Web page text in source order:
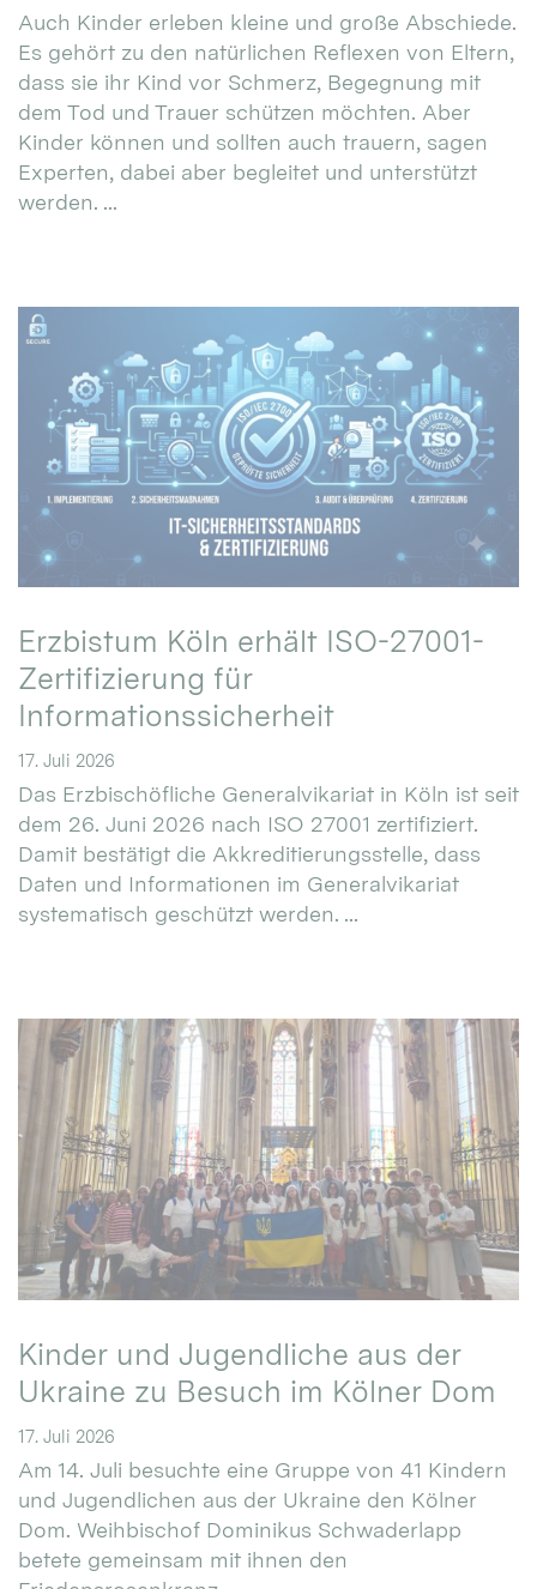
Auch Kinder erleben kleine und große Abschiede.
Es gehört zu den natürlichen Reflexen von Eltern,
dass sie ihr Kind vor Schmerz, Begegnung mit
dem Tod und Trauer schützen möchten. Aber
Kinder können und sollten auch trauern, sagen
Experten, dabei aber begleitet und unterstützt
werden. ...
Erzbistum Köln erhält ISO-27001-
Zertifizierung für
Informationssicherheit
17. Juli 2026
Das Erzbischöfliche Generalvikariat in Köln ist seit
dem 26. Juni 2026 nach ISO 27001 zertifiziert.
Damit bestätigt die Akkreditierungsstelle, dass
Daten und Informationen im Generalvikariat
systematisch geschützt werden. ...
Kinder und Jugendliche aus der
Ukraine zu Besuch im Kölner Dom
17. Juli 2026
Am 14. Juli besuchte eine Gruppe von 41 Kindern
und Jugendlichen aus der Ukraine den Kölner
Dom. Weihbischof Dominikus Schwaderlapp
betete gemeinsam mit ihnen den